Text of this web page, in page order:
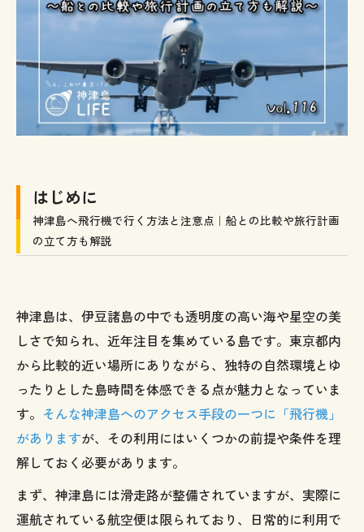
はじめに
神津島へ飛行機で行く方法と注意点｜船との比較や旅行計画
の立て方も解説
神津島は、伊豆諸島の中でも透明度の高い海や星空の美
しさで知られ、近年注目を集めている島です。東京都内
から比較的近い場所にありながら、独特の自然環境とゆ
ったりとした島時間を体感できる点が魅力となっていま
す。 そんな神津島へのアクセス手段の一つに「飛行機」
がありますが、その利用にはいくつかの前提や条件を理
解しておく必要があります。
まず、神津島には滑走路が整備されていますが、実際に
運航されている航空便は限られており、日常的に利用で